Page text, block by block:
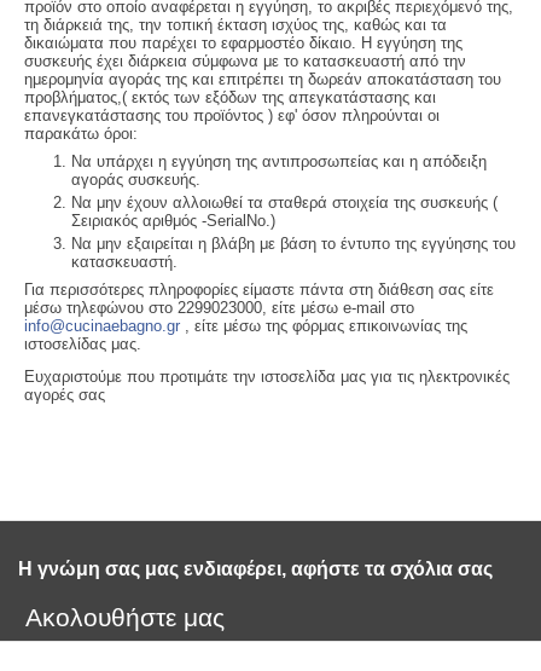
προϊόν στο οποίο αναφέρεται η εγγύηση, το ακριβές περιεχόμενό της,
τη διάρκειά της, την τοπική έκταση ισχύος της, καθώς και τα
δικαιώματα που παρέχει το εφαρμοστέο δίκαιο. Η εγγύηση της
συσκευής έχει διάρκεια σύμφωνα με το κατασκευαστή από την
ημερομηνία αγοράς της και επιτρέπει τη δωρεάν αποκατάσταση του
προβλήματος,( εκτός των εξόδων της απεγκατάστασης και
επανεγκατάστασης του προϊόντος ) εφ' όσον πληρούνται οι
παρακάτω όροι:
Να υπάρχει η εγγύηση της αντιπροσωπείας και η απόδειξη
αγοράς συσκευής.
Να μην έχουν αλλοιωθεί τα σταθερά στοιχεία της συσκευής (
Σειριακός αριθμός -SerialNo.)
Να μην εξαιρείται η βλάβη με βάση το έντυπο της εγγύησης του
κατασκευαστή.
Για περισσότερες πληροφορίες είμαστε πάντα στη διάθεση σας είτε
μέσω τηλεφώνου στο 2299023000, είτε μέσω e-mail στο
info@cucinaebagno.gr , είτε μέσω της φόρμας επικοινωνίας της
ιστοσελίδας μας.
Ευχαριστούμε που προτιμάτε την ιστοσελίδα μας για τις ηλεκτρονικές
αγορές σας
Η γνώμη σας μας ενδιαφέρει, αφήστε τα σχόλια σας
Ακολουθήστε μας